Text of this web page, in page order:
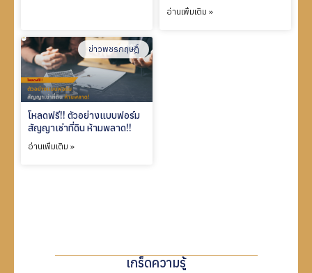
อ่านเพิ่มเติม »
ข่าวพชรกฤษฎิ์
โหลดฟรี!! ตัวอย่างแบบฟอร์ม
สัญญาเช่าที่ดิน ห้ามพลาด!!
อ่านเพิ่มเติม »
เกร็ดความรู้